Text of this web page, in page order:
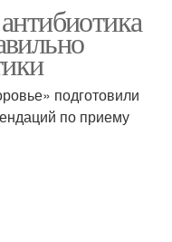
подготовили
по приему